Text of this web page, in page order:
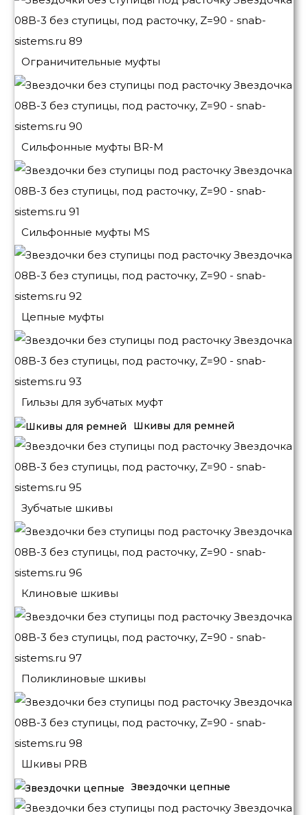
Ограничительные муфты
Сильфонные муфты BR-M
Сильфонные муфты MS
Цепные муфты
Гильзы для зубчатых муфт
Шкивы для ремней
Зубчатые шкивы
Клиновые шкивы
Поликлиновые шкивы
Шкивы PRB
Звездочки цепные